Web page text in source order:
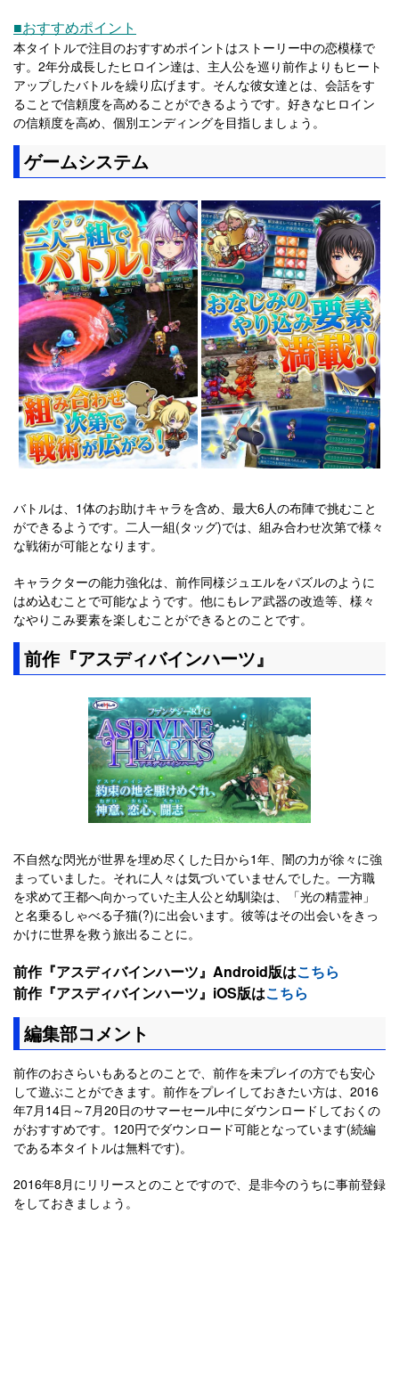
■おすすめポイント
本タイトルで注目のおすすめポイントはストーリー中の恋模様で
す。2年分成長したヒロイン達は、主人公を巡り前作よりもヒート
アップしたバトルを繰り広げます。そんな彼女達とは、会話をす
ることで信頼度を高めることができるようです。好きなヒロイン
の信頼度を高め、個別エンディングを目指しましょう。
ゲームシステム
バトルは、1体のお助けキャラを含め、最大6人の布陣で挑むこと
ができるようです。二人一組(タッグ)では、組み合わせ次第で様々
な戦術が可能となります。
キャラクターの能力強化は、前作同様ジュエルをパズルのように
はめ込むことで可能なようです。他にもレア武器の改造等、様々
なやりこみ要素を楽しむことができるとのことです。
前作『アスディバインハーツ』
不自然な閃光が世界を埋め尽くした日から1年、闇の力が徐々に強
まっていました。それに人々は気づいていませんでした。一方職
を求めて王都へ向かっていた主人公と幼馴染は、「光の精霊神」
と名乗るしゃべる子猫(?)に出会います。彼等はその出会いをきっ
かけに世界を救う旅出ることに。
前作『アスディバインハーツ』Android版はこちら
前作『アスディバインハーツ』iOS版はこちら
編集部コメント
前作のおさらいもあるとのことで、前作を未プレイの方でも安心
して遊ぶことができます。前作をプレイしておきたい方は、2016
年7月14日～7月20日のサマーセール中にダウンロードしておくの
がおすすめです。120円でダウンロード可能となっています(続編
である本タイトルは無料です)。
2016年8月にリリースとのことですので、是非今のうちに事前登録
をしておきましょう。